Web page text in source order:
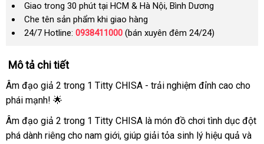
Giao trong 30 phút tại HCM & Hà Nội, Bình Dương
Che tên sản phẩm khi giao hàng
24/7 Hotline: 0938411000 (bán xuyên đêm 24/24)
Mô tả chi tiết
Âm đạo giả 2 trong 1 Titty CHISA - trải nghiệm đỉnh cao cho
phái mạnh! 🌟
Âm đạo giả 2 trong 1 Titty CHISA là món đồ chơi tình dục đột
phá dành riêng cho nam giới, giúp giải tỏa sinh lý hiệu quả và